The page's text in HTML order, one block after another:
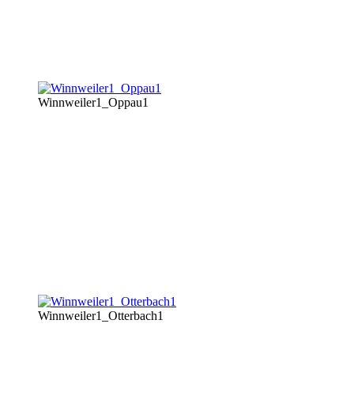
Winnweiler1_Oppau1
Winnweiler1_Otterbach1